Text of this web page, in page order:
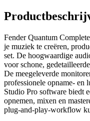
Fender Quantum
je muziek te creëren,
set. De hoogwaardige
voor schone,
De meegeleverde
professionele opname‑ en
Studio Pro software biedt
opnemen, mixen en
plug‑and‑play‑workflow